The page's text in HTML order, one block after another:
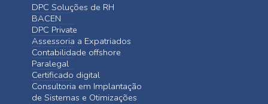
DPC Soluções de RH
BACEN
DPC Private
Assessoria a Expatriados
Contabilidade offshore
Paralegal
Certificado digital
Consultoria em Implantação
de Sistemas e Otimizações